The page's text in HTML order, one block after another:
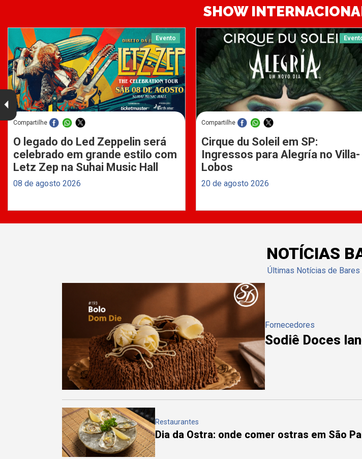
SHOW
Evento
Compartilhe
O legado do Led Zeppelin será
celebrado em grande estilo com
Letz Zep na Suhai Music Hall
08 de agosto 2026
Compartilhe
Cirque du Soleil em SP:
Ingressos para Alegría no Villa-
Lobos
20 de agosto 2026
NOTÍCIAS
Últimas Notícias de Bares
Fornecedores
Sodiê Doces
Restaurantes
Dia da Ostra: onde comer ostras em São